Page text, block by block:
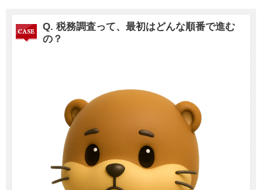
Q. 税務調査って、最初はどんな順番で進む
の？